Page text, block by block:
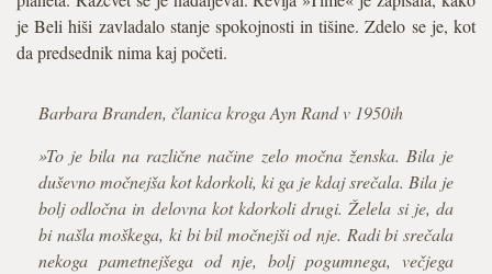
je Beli hiši zavladalo stanje spokojnosti in tišine. Zdelo se je, kot
da predsednik nima kaj početi.
Barbara Branden, članica kroga Ayn Rand v 1950ih
»To je bila na različne načine zelo močna ženska. Bila je
duševno močnejša kot kdorkoli, ki ga je kdaj srečala. Bila je
bolj odločna in delovna kot kdorkoli drugi. Želela si je, da
bi našla moškega, ki bi bil močnejši od nje. Radi bi srečala
nekoga pametnejšega od nje, bolj pogumnega, večjega